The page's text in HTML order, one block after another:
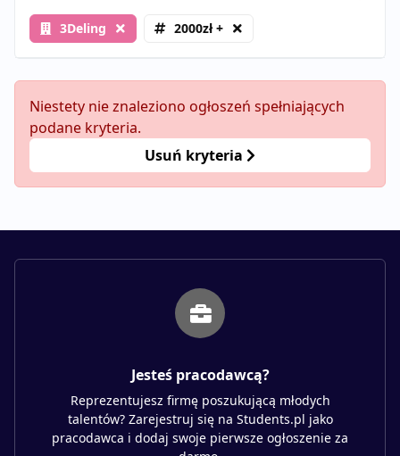
3Deling 2000zł +
Niestety nie znaleziono ogłoszeń spełniających
podane kryteria.
Usuń kryteria
Jesteś pracodawcą?
Reprezentujesz firmę poszukującą młodych
talentów? Zarejestruj się na Students.pl jako
pracodawca i dodaj swoje pierwsze ogłoszenie za